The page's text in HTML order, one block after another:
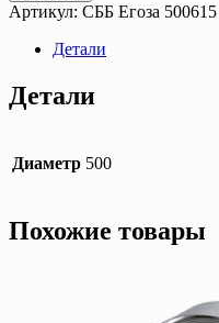
Артикул: СББ Егоза 500615
Детали
Детали
Диаметр 500
Похожие товары